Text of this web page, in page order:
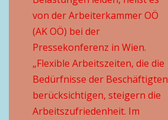
von der Arbeiterkammer OÖ
(AK OÖ) bei der
Pressekonferenz in Wien.
„Flexible Arbeitszeiten, die die
Bedürfnisse der Beschäftigten
berücksichtigen, steigern die
Arbeitszufriedenheit. Im